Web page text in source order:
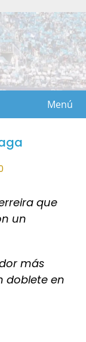
Menú
que
un
más
doblete en